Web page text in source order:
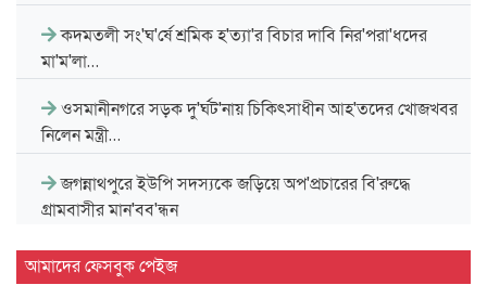
কদমতলী সং'ঘ'র্ষে শ্রমিক হ'ত্যা'র বিচার দাবি নির'পরা'ধদের
মা'ম'লা…
ওসমানীনগরে সড়ক দু'র্ঘট'নায় চিকিৎসাধীন আহ'তদের খোজখবর
নিলেন মন্ত্রী…
জগন্নাথপুরে ইউপি সদস্যকে জড়িয়ে অপ'প্রচারের বি'রুদ্ধে
গ্রামবাসীর মান'বব'ন্ধন
সিলেট বিভাগীয় সরকারি গণগ্রন্থাগারের জুলাই গণঅভ্যুত্থান দিবস
পালন…
আমাদের ফেসবুক পেইজ